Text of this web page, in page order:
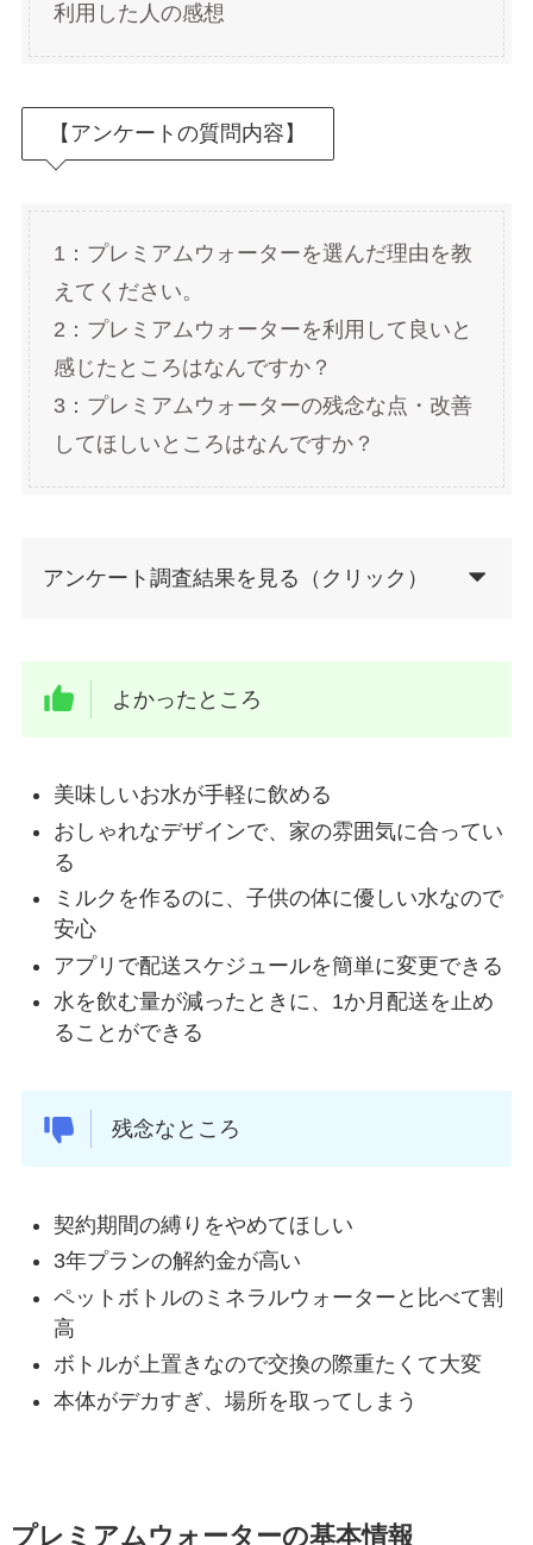
利用した人の感想
【アンケートの質問内容】
1：プレミアムウォーターを選んだ理由を教
えてください。
2：プレミアムウォーターを利用して良いと
感じたところはなんですか？
3：プレミアムウォーターの残念な点・改善
してほしいところはなんですか？
アンケート調査結果を見る（クリック）
よかったところ
美味しいお水が手軽に飲める
おしゃれなデザインで、家の雰囲気に合ってい
る
ミルクを作るのに、子供の体に優しい水なので
安心
アプリで配送スケジュールを簡単に変更できる
水を飲む量が減ったときに、1か月配送を止め
ることができる
残念なところ
契約期間の縛りをやめてほしい
3年プランの解約金が高い
ペットボトルのミネラルウォーターと比べて割
高
ボトルが上置きなので交換の際重たくて大変
本体がデカすぎ、場所を取ってしまう
プレミアムウォーターの基本情報